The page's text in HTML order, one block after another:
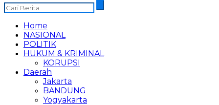
Home
NASIONAL
POLITIK
HUKUM & KRIMINAL
KORUPSI
Daerah
Jakarta
BANDUNG
Yogyakarta